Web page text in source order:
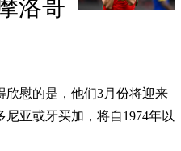
洛哥
欣慰的是，他们3月份将迎来
亚或牙买加，将自1974年以